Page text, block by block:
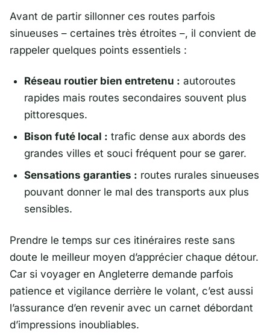
Avant de partir sillonner ces routes parfois
sinueuses – certaines très étroites –, il convient de
rappeler quelques points essentiels :
Réseau routier bien entretenu : autoroutes
rapides mais routes secondaires souvent plus
pittoresques.
Bison futé local : trafic dense aux abords des
grandes villes et souci fréquent pour se garer.
Sensations garanties : routes rurales sinueuses
pouvant donner le mal des transports aux plus
sensibles.
Prendre le temps sur ces itinéraires reste sans
doute le meilleur moyen d’apprécier chaque détour.
Car si voyager en Angleterre demande parfois
patience et vigilance derrière le volant, c’est aussi
l’assurance d’en revenir avec un carnet débordant
d’impressions inoubliables.